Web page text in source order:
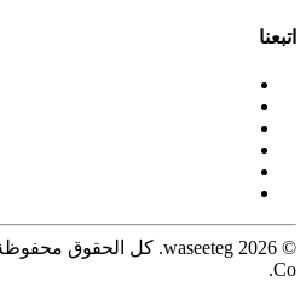
اتبعنا
Co.